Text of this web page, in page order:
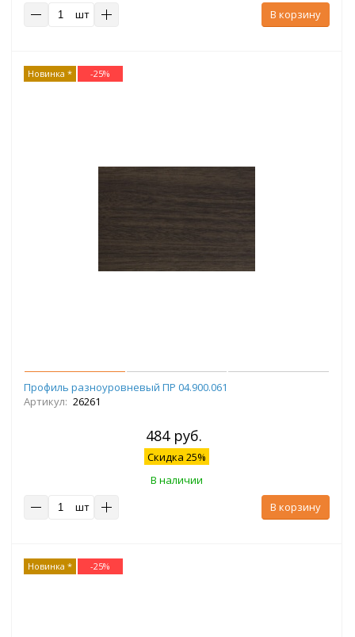
шт
В корзину
Новинка * -25%
Профиль разноуровневый ПР 04.900.061
Артикул: 26261
484 руб.
Скидка 25%
В наличии
шт
В корзину
Новинка * -25%